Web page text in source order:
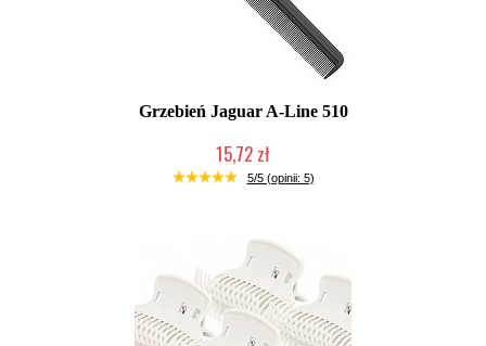
Grzebień Jaguar A-Line 510
15,72 zł
Duża ilość (wysyłka w 24h)
5/5 (opinii: 5)